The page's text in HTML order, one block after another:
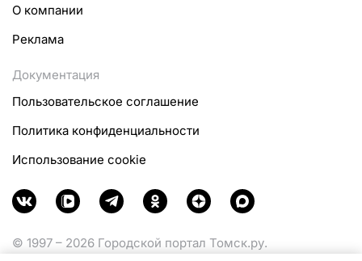
О компании
Реклама
Документация
Пользовательское соглашение
Политика конфиденциальности
Использование cookie
© 1997 – 2026 Городской портал Томск.ру.